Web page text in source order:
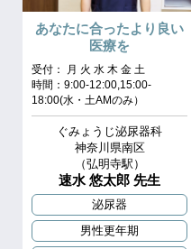
あなたに合ったより良い
医療を
受付： 月 火 水 木 金 土
時間：9:00-12:00,15:00-
18:00(水・土AMのみ）
ぐみょうじ泌尿器科
神奈川県南区
（弘明寺駅）
速水 悠太郎 先生
泌尿器
男性更年期